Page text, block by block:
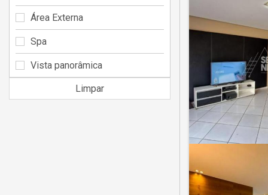
Área Externa
Spa
Vista panorâmica
Limpar